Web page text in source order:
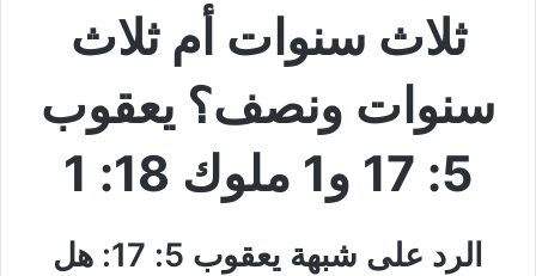
ثلاث سنوات أم ثلاث
سنوات ونصف؟ يعقوب
5: 17 و1 ملوك 18: 1
الرد على شبهة يعقوب 5: 17: هل